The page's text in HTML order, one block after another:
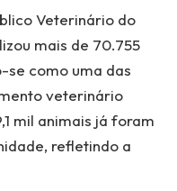
Veterinário do
mais de 70.755
se como uma das
veterinário
mil animais já foram
refletindo a